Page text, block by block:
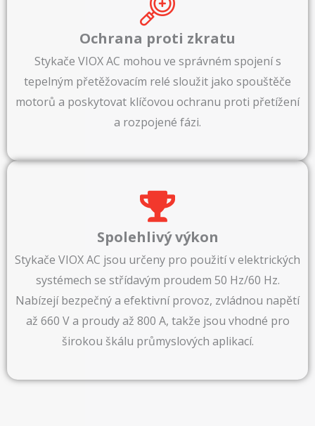
Ochrana proti zkratu
Stykače VIOX AC mohou ve správném spojení s
tepelným přetěžovacím relé sloužit jako spouštěče
motorů a poskytovat klíčovou ochranu proti přetížení
a rozpojené fázi.
Spolehlivý výkon
Stykače VIOX AC jsou určeny pro použití v elektrických
systémech se střídavým proudem 50 Hz/60 Hz.
Nabízejí bezpečný a efektivní provoz, zvládnou napětí
až 660 V a proudy až 800 A, takže jsou vhodné pro
širokou škálu průmyslových aplikací.